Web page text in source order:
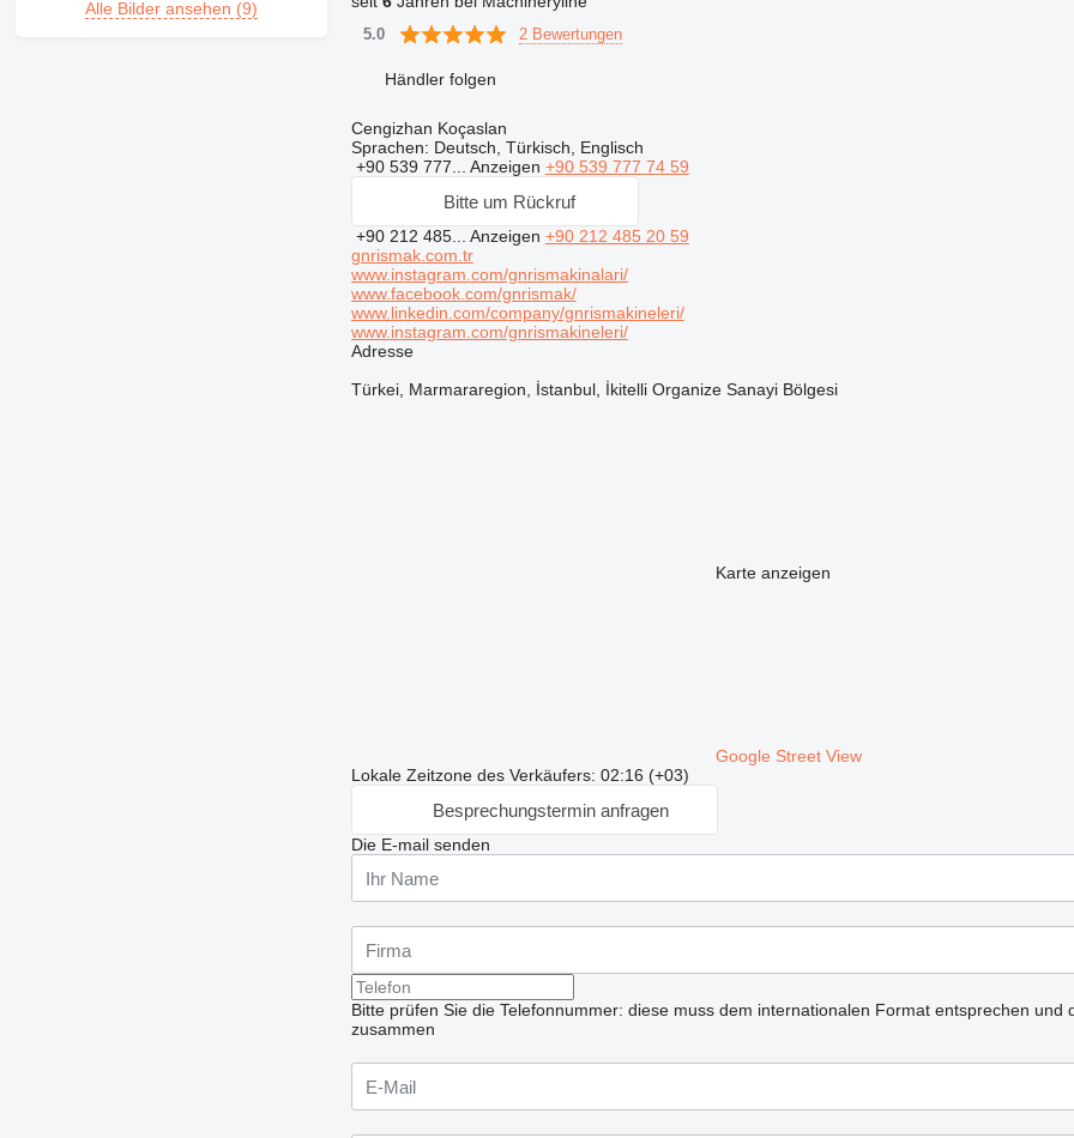
Alle Bilder ansehen (9)
5.0 2 Bewertungen
Händler folgen
Cengizhan Koçaslan
Sprachen: Deutsch, Türkisch, Englisch
+90 539 777... Anzeigen +90 539 777 74 59
Bitte um Rückruf
+90 212 485... Anzeigen +90 212 485 20 59
gnrismak.com.tr
www.instagram.com/gnrismakinalari/
www.facebook.com/gnrismak/
www.linkedin.com/company/gnrismakineleri/
www.instagram.com/gnrismakineleri/
Adresse
Türkei, Marmararegion, İstanbul, İkitelli Organize Sanayi Bölgesi
Karte anzeigen
Google Street View
Lokale Zeitzone des Verkäufers: 02:16 (+03)
Besprechungstermin anfragen
Die E-mail senden
Bitte prüfen Sie die Telefonnummer: diese muss dem internationalen Format entsprechen und
zusammen